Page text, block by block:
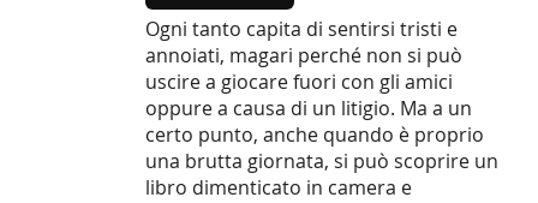
Ogni tanto capita di sentirsi tristi e
annoiati, magari perché non si può
uscire a giocare fuori con gli amici
oppure a causa di un litigio. Ma a un
certo punto, anche quando è proprio
una brutta giornata, si può scoprire un
libro dimenticato in camera e